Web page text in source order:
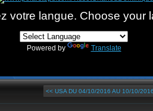
votre langue. Choose your
Powered by Translate
<< USA DU 04/10/2016 AU 10/10/